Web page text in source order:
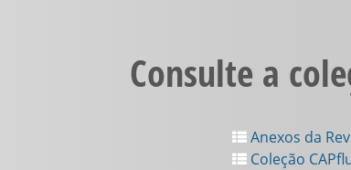
Consulte a
Anexos da
Coleção